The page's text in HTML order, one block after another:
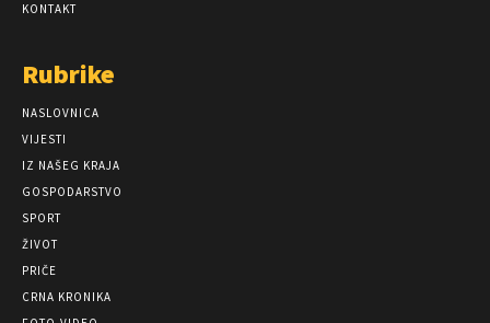
KONTAKT
Rubrike
NASLOVNICA
VIJESTI
IZ NAŠEG KRAJA
GOSPODARSTVO
SPORT
ŽIVOT
PRIČE
CRNA KRONIKA